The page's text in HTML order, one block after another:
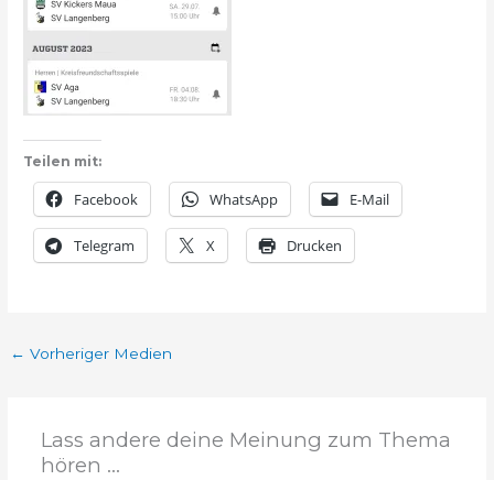
Teilen mit:
Facebook WhatsApp E-Mail
Telegram X Drucken
← Vorheriger Medien
Lass andere deine Meinung zum Thema
hören ...